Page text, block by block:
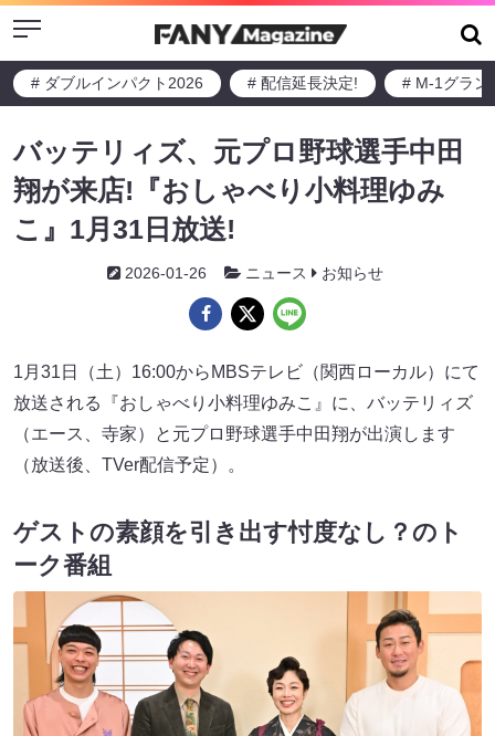
Menu
# ダブルインパクト2026 # 配信延長決定! # M-1グラン
バッテリィズ、元プロ野球選手中田
翔が来店!『おしゃべり小料理ゆみ
こ』1月31日放送!
2026-01-26 ニュース お知らせ
1月31日（土）16:00からMBSテレビ（関西ローカル）にて
放送される『おしゃべり小料理ゆみこ』に、バッテリィズ
（エース、寺家）と元プロ野球選手中田翔が出演します
（放送後、TVer配信予定）。
ゲストの素顔を引き出す忖度なし？のト
ーク番組